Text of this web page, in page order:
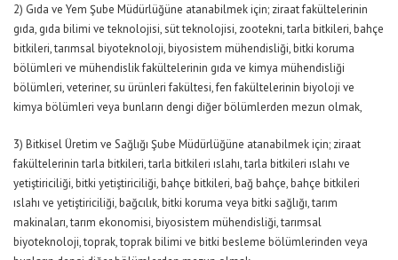
2) Gıda ve Yem Şube Müdürlüğüne atanabilmek için; ziraat fakültelerinin
gıda, gıda bilimi ve teknolojisi, süt teknolojisi, zootekni, tarla bitkileri, bahçe
bitkileri, tarımsal biyoteknoloji, biyosistem mühendisliği, bitki koruma
bölümleri ve mühendislik fakültelerinin gıda ve kimya mühendisliği
bölümleri, veteriner, su ürünleri fakültesi, fen fakültelerinin biyoloji ve
kimya bölümleri veya bunların dengi diğer bölümlerden mezun olmak,
3) Bitkisel Üretim ve Sağlığı Şube Müdürlüğüne atanabilmek için; ziraat
fakültelerinin tarla bitkileri, tarla bitkileri ıslahı, tarla bitkileri ıslahı ve
yetiştiriciliği, bitki yetiştiriciliği, bahçe bitkileri, bağ bahçe, bahçe bitkileri
ıslahı ve yetiştiriciliği, bağcılık, bitki koruma veya bitki sağlığı, tarım
makinaları, tarım ekonomisi, biyosistem mühendisliği, tarımsal
biyoteknoloji, toprak, toprak bilimi ve bitki besleme bölümlerinden veya